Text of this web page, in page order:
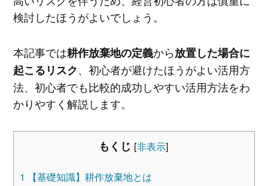
検討したほうがよいでしょう。
本記事では耕作放棄地の定義から放置した場合に
起こるリスク、初心者が避けたほうがよい活用方
法、初心者でも比較的成功しやすい活用方法をわ
かりやすく解説します。
もくじ [非表示]
1
【基礎知識】耕作放棄地とは